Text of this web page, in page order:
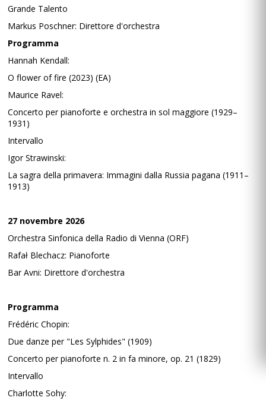
Grande Talento
Markus Poschner: Direttore d'orchestra
Programma
Hannah Kendall:
O flower of fire (2023) (EA)
Maurice Ravel:
Concerto per pianoforte e orchestra in sol maggiore (1929–
1931)
Intervallo
Igor Strawinski:
La sagra della primavera: Immagini dalla Russia pagana (1911–
1913)
27 novembre 2026
Orchestra Sinfonica della Radio di Vienna (ORF)
Rafał Blechacz: Pianoforte
Bar Avni: Direttore d'orchestra
Programma
Frédéric Chopin:
Due danze per "Les Sylphides" (1909)
Concerto per pianoforte n. 2 in fa minore, op. 21 (1829)
Intervallo
Charlotte Sohy: